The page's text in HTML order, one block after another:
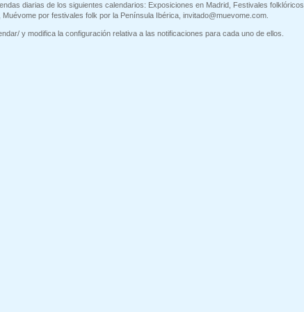
diarias de los siguientes calendarios: Exposiciones en Madrid, Festivales folklóricos,
por festivales folk por la Península Ibérica,invitado@muevome.com
y modifica la configuración relativa a las notificaciones para cada uno de ellos.